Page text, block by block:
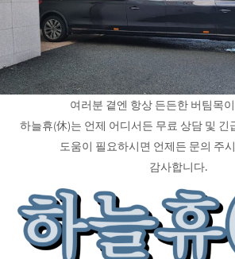
여러분 곁엔 항상 든든한 버팀목
하늘휴(休)는 언제 어디서든 무료 상담 및 긴
도움이 필요하시면 언제든 문의 주
감사합니다.